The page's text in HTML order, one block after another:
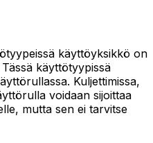
käyttöyksikkö on
käyttötyypissä
Kuljettimissa,
voidaan sijoittaa
mutta sen ei tarvitse